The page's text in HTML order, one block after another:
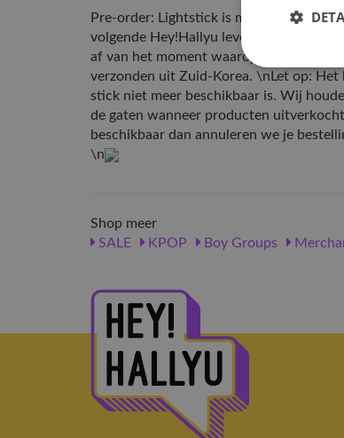
Pre-order: Lightstick is momenteel niet
volgende Hey!Hallyu levering mee
af van het moment waarop je besteld
verzonden uit Zuid-Korea. \nLet op: Het
stick niet meer beschikbaar is. Wij
de gaten wanneer producten
beschikbaar dan annuleren we je
\n
Shop meer
SALE
KPOP Boy Groups